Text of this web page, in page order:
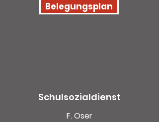
Belegungsplan
Schulsozialdienst
F. Oser